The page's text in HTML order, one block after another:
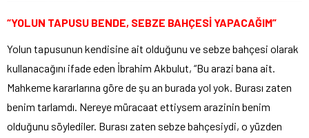
“YOLUN TAPUSU BENDE, SEBZE BAHÇESİ YAPACAĞIM”
Yolun tapusunun kendisine ait olduğunu ve sebze bahçesi olarak
kullanacağını ifade eden İbrahim Akbulut, “Bu arazi bana ait.
Mahkeme kararlarına göre de şu an burada yol yok. Burası zaten
benim tarlamdı. Nereye müracaat ettiysem arazinin benim
olduğunu söylediler. Burası zaten sebze bahçesiydi, o yüzden